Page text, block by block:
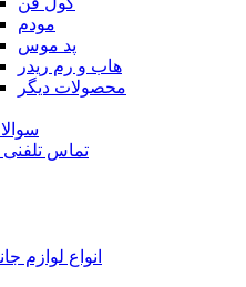
مودم
پد موس
هاب و رم ریدر
محصولات دیگر
تماس تلفنی
انواع لوازم